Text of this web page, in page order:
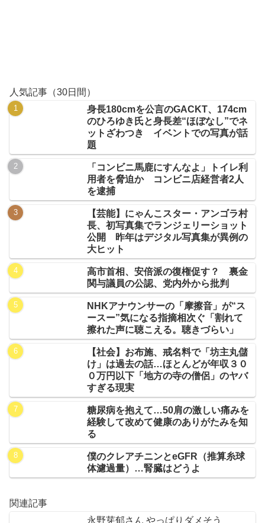
人気記事（30日間）
身長180cmを公言のGACKT、174cm
のひろゆき氏と身長差“ほぼなし”でネ
ットざわつき イベントでの写真が話
題
「コンビニ馬鹿にすんなよ」トイレ利
用者を脅迫か コンビニ店経営者2人
を逮捕
【芸能】にゃんこスター・アンゴラ村
長、初写真集でランジェリーショット
公開 昨年はデジタル写真集が異例の
大ヒット
高市首相、安倍派の復権促す？ 裏金
関与議員の公認、党内外から批判
NHKアナウンサーの「摩擦音」が“ス
ースー”気になる指摘相次ぐ「割れて
擦れた声に聴こえる。聴きづらい」
【社会】お布施、戒名料で「坊主丸儲
け」は過去の話…ほとんどが年収３０
０万円以下「地方の寺の僧侶」のヤバ
すぎる現実
糖尿病を抱えて…50肩の激しい痛みを
経験して改めて健康のありがたみを知
る
僕のクレアチニンとeGFR（推算糸球
体濾過量）…腎臓はどうよ
関連記事
永野芽郁さん やっぱりダメそう